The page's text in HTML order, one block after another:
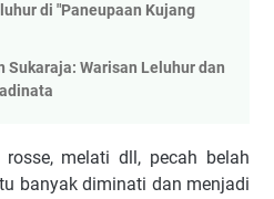
di "Paneupaan Kujang
Sukaraja: Warisan Leluhur dan
melati dll, pecah belah
banyak diminati dan menjadi